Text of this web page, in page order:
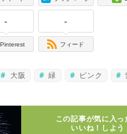
-
Pinterest
-
フィード
大阪 緑 ピンク
この記事が気に入っ
いいね！しよう